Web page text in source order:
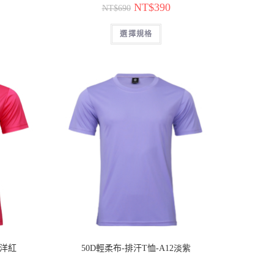
NT$690 NT$390
選擇規格
紅 50D輕柔布-排汗T恤-A12淡紫